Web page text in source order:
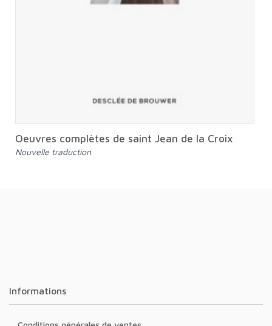
Oeuvres complètes de saint Jean de la Croix
Nouvelle traduction
Informations